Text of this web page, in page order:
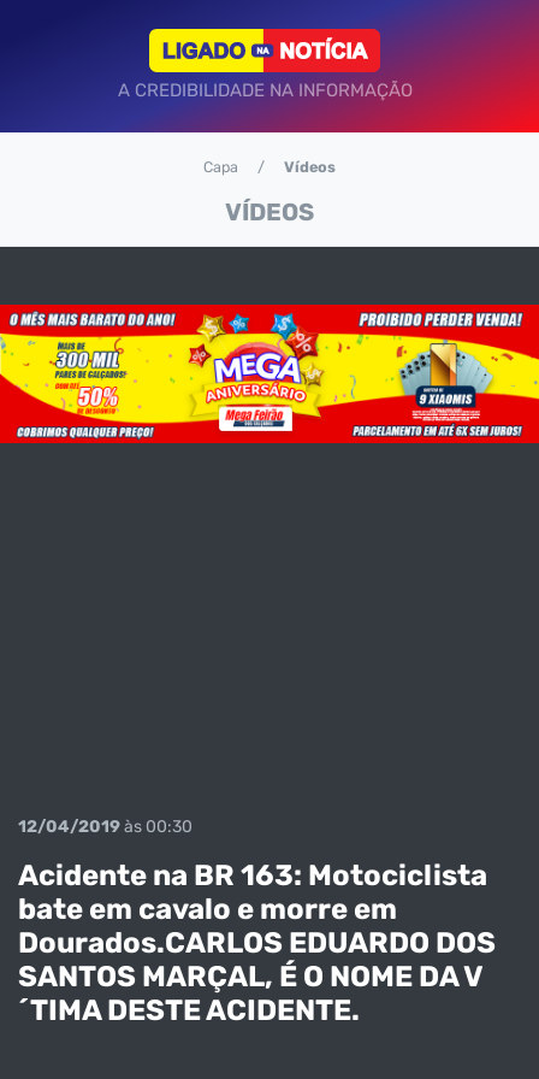
A CREDIBILIDADE NA INFORMAÇÃO
VÍDEOS
Capa Vídeos
12/04/2019às 00:30
Acidente na BR 163: Motociclista
bate em cavalo e morre em
Dourados.CARLOS EDUARDO DOS
SANTOS MARÇAL, É O NOME DA V
´TIMA DESTE ACIDENTE.